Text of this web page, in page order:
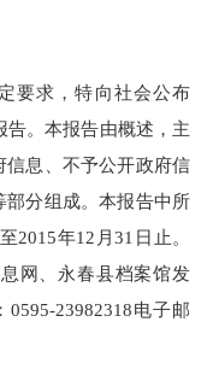
要求，特向社会公布
告。本报告由概述，主
息、不予公开政府信
部分组成。本报告中所
2015年12 月31 日止。
网、永春县档案馆发
0595-23982318电子邮